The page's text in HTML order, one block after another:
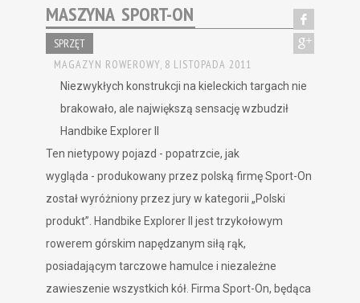
MASZYNA SPORT-ON
SPRZĘT
MAGAZYN ROWEROWY, 8 LISTOPADA 2011
Niezwykłych konstrukcji na kieleckich targach nie
brakowało, ale największą sensację wzbudził
Handbike Explorer II
Ten nietypowy pojazd - popatrzcie, jak
wygląda - produkowany przez polską firmę Sport-On
został wyróżniony przez jury w kategorii „Polski
produkt”. Handbike Explorer II jest trzykołowym
rowerem górskim napędzanym siłą rąk,
posiadającym tarczowe hamulce i niezależne
zawieszenie wszystkich kół. Firma Sport-On, będąca